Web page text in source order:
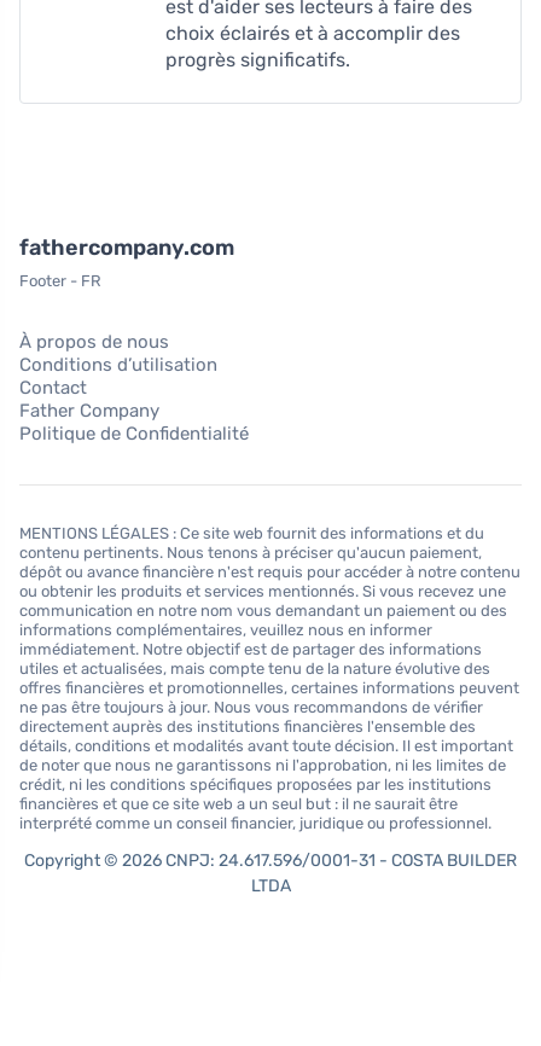
est d'aider ses lecteurs à faire des
choix éclairés et à accomplir des
progrès significatifs.
fathercompany.com
Footer - FR
À propos de nous
Conditions d’utilisation
Contact
Father Company
Politique de Confidentialité
MENTIONS LÉGALES : Ce site web fournit des informations et du
contenu pertinents. Nous tenons à préciser qu'aucun paiement,
dépôt ou avance financière n'est requis pour accéder à notre contenu
ou obtenir les produits et services mentionnés. Si vous recevez une
communication en notre nom vous demandant un paiement ou des
informations complémentaires, veuillez nous en informer
immédiatement. Notre objectif est de partager des informations
utiles et actualisées, mais compte tenu de la nature évolutive des
offres financières et promotionnelles, certaines informations peuvent
ne pas être toujours à jour. Nous vous recommandons de vérifier
directement auprès des institutions financières l'ensemble des
détails, conditions et modalités avant toute décision. Il est important
de noter que nous ne garantissons ni l'approbation, ni les limites de
crédit, ni les conditions spécifiques proposées par les institutions
financières et que ce site web a un seul but : il ne saurait être
interprété comme un conseil financier, juridique ou professionnel.
Copyright © 2026 CNPJ: 24.617.596/0001-31 - COSTA BUILDER
LTDA